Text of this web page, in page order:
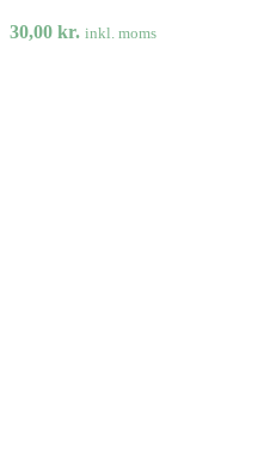
30,00 kr. inkl. moms